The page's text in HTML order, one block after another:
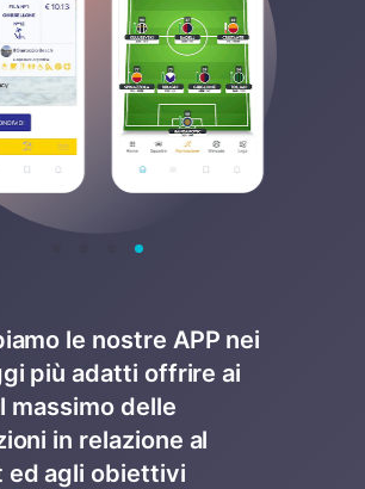
le nostre APP nei
più adatti offrire ai
massimo delle
in relazione al
ed agli obiettivi